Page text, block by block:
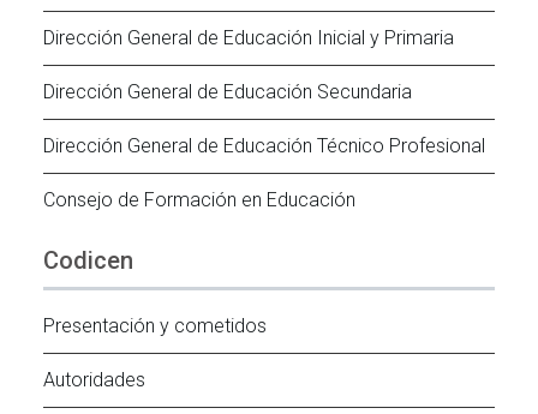
Dirección General de Educación Inicial y Primaria
Dirección General de Educación Secundaria
Dirección General de Educación Técnico Profesional
Consejo de Formación en Educación
Codicen
Presentación y cometidos
Autoridades